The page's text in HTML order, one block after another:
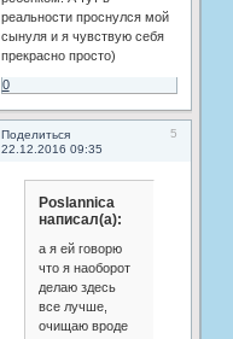
реальности проснулся мой
сынуля и я чувствую себя
прекрасно просто)
0
Поделиться
5
22.12.2016 09:35
Poslannica
написал(а):
а я ей говорю
что я наоборот
делаю здесь
все лучше,
очищаю вроде